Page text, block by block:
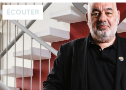
ÉCOUTER